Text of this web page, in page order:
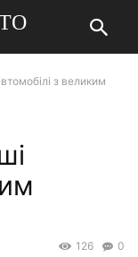
з великим
0
126